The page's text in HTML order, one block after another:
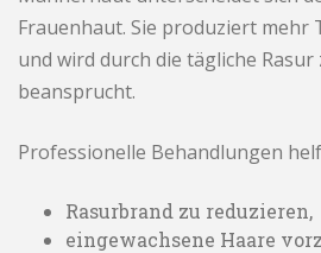
Frauenhaut. Sie produziert mehr
und wird durch die tägliche Rasur
beansprucht.
Professionelle Behandlungen
Rasurbrand zu reduzieren,
eingewachsene Haare